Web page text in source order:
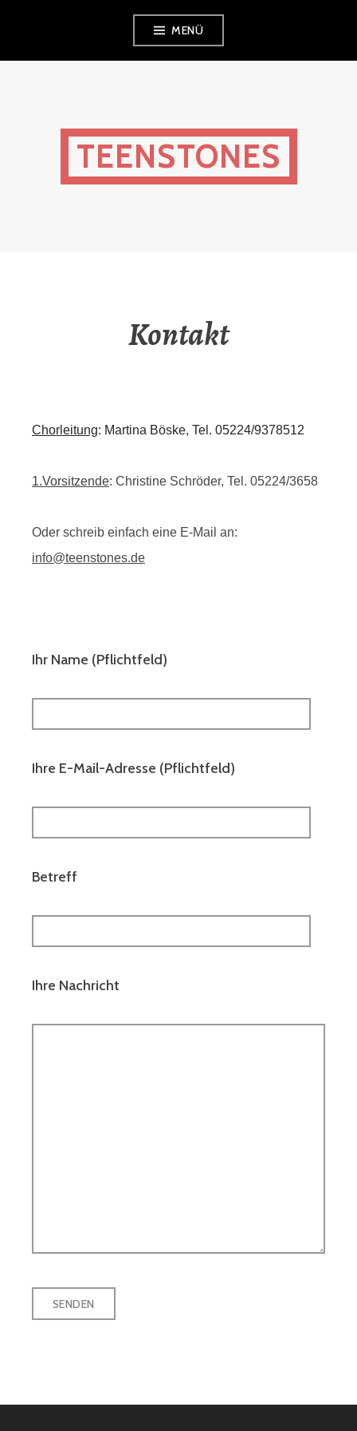
MENÜ
TEENSTONES
Kontakt
Chorleitung: Martina Böske, Tel. 05224/9378512
1.Vorsitzende: Christine Schröder, Tel. 05224/3658
Oder schreib einfach eine E-Mail an:
info@teenstones.de
Ihr Name (Pflichtfeld)
Ihre E-Mail-Adresse (Pflichtfeld)
Betreff
Ihre Nachricht